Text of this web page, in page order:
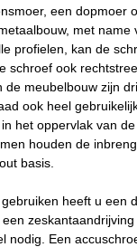
een dopmoer
met name
profielen, kan de
schroef ook
de meubelbouw zijn
ook heel
het oppervlak van de
houden de
basis.
heeft u een
zeskantaandrijving
nodig. Een